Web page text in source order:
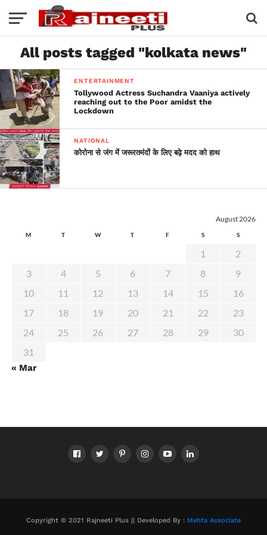
All posts tagged "kolkata news"
ENTERTAINMENT
Tollywood Actress Suchandra Vaaniya actively
reaching out to the Poor amidst the
Lockdown
NATIONAL
कोरोना से जंग में जरूरतमंदों के लिए बढ़े मदद को हाथ
August 2026
M T W T F S S
1
2
3
4 5 6 7 8
9
10
11 12 13 14 15
16
17
18 19 20 21 22
23
24
25 26 27 28 29
30
31
« Mar
Copyright © 2021 Rajneeti Plus || Developed By : Mehta Associate